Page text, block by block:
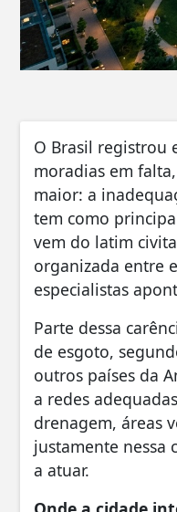
O Brasil registrou
moradias em
maior: a
tem como
vem do latim
organizada entre
especialistas
Parte dessa
de esgoto,
outros países da
a redes
drenagem, áreas
justamente nessa
a atuar.